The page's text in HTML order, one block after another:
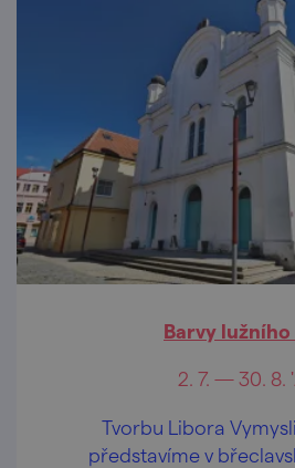
Barvy lužního
2. 7. — 30. 8.
Tvorbu Libora
představíme v